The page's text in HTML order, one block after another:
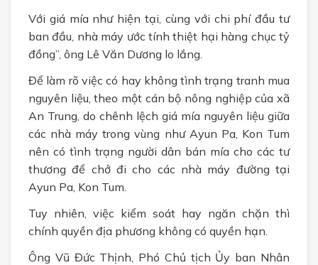
Với giá mía như hiện tại, cùng với chi phí đầu tư
ban đầu, nhà máy ước tính thiệt hại hàng chục tỷ
đồng”, ông Lê Văn Dương lo lắng.
Để làm rõ việc có hay không tình trạng tranh mua
nguyên liệu, theo một cán bộ nông nghiệp của xã
An Trung, do chênh lệch giá mía nguyên liệu giữa
các nhà máy trong vùng như Ayun Pa, Kon Tum
nên có tình trạng người dân bán mía cho các tư
thương để chở đi cho các nhà máy đường tại
Ayun Pa, Kon Tum.
Tuy nhiên, việc kiểm soát hay ngăn chặn thì
chính quyền địa phương không có quyền hạn.
Ông Vũ Đức Thịnh, Phó Chủ tịch Ủy ban Nhân